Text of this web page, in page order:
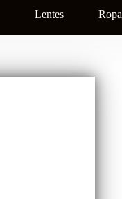
Lentes Ropa